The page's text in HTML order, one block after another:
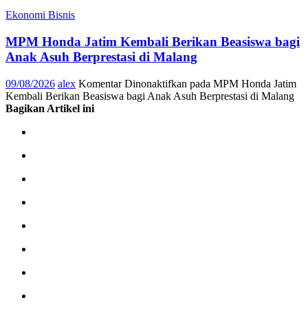
Ekonomi Bisnis
MPM Honda Jatim Kembali Berikan Beasiswa bagi
Anak Asuh Berprestasi di Malang
09/08/2026 alex Komentar Dinonaktifkan pada MPM Honda Jatim
Kembali Berikan Beasiswa bagi Anak Asuh Berprestasi di Malang
Bagikan Artikel ini